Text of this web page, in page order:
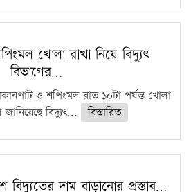
খোলা রাখা নিয়ে বিদ্যুৎ
বিভাগের…
ও শপিংমল রাত ১০টা পর্যন্ত খোলা
জানিয়েছে বিদ্যুৎ...
বিস্তারিত
দাম বাড়ানোর প্রস্তাব…